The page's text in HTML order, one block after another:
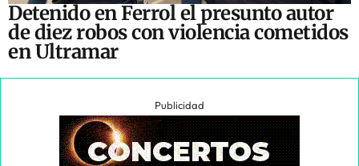
Detenido en Ferrol el presunto autor
de diez robos con violencia cometidos
en Ultramar
Publicidad